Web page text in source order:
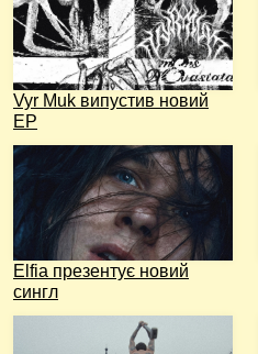
Vyr Muk випустив новий
EP
Elfia презентує новий
сингл